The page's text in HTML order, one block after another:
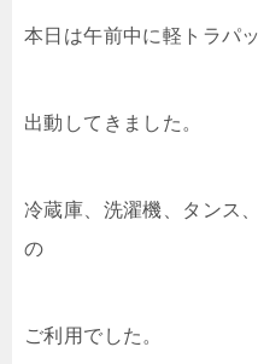
本日は午前中に軽トラパ
出動してきました。
冷蔵庫、洗濯機、タンス
の
ご利用でした。